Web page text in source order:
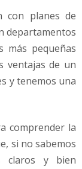
con planes de
departamentos
más pequeñas
ventajas de un
y tenemos una
comprender la
si no sabemos
claros y bien